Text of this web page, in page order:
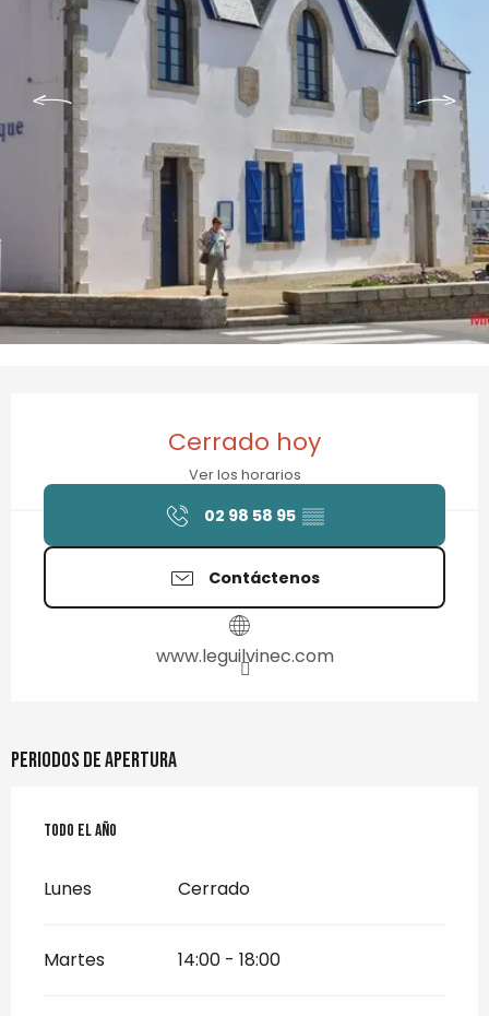
Cerrado hoy
Ver los horarios
02 98 58 95 ▒▒
Contáctenos
www.leguilvinec.com
Periodos de apertura
Todo el año
Todo el año
Lunes Cerrado
Martes 14:00 - 18:00